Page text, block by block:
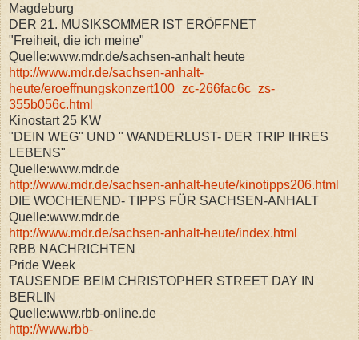
Magdeburg
DER 21. MUSIKSOMMER IST ERÖFFNET
"Freiheit, die ich meine"
Quelle:www.mdr.de/sachsen-anhalt heute
http://www.mdr.de/sachsen-anhalt-
heute/eroeffnungskonzert100_zc-266fac6c_zs-
355b056c.html
Kinostart 25 KW
"DEIN WEG" UND " WANDERLUST- DER TRIP IHRES
LEBENS"
Quelle:www.mdr.de
http://www.mdr.de/sachsen-anhalt-heute/kinotipps206.html
DIE WOCHENEND- TIPPS FÜR SACHSEN-ANHALT
Quelle:www.mdr.de
http://www.mdr.de/sachsen-anhalt-heute/index.html
RBB NACHRICHTEN
Pride Week
TAUSENDE BEIM CHRISTOPHER STREET DAY IN
BERLIN
Quelle:www.rbb-online.de
http://www.rbb-